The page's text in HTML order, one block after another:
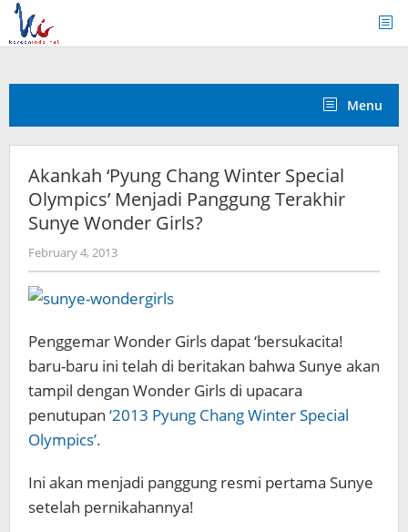
Skip
content
Menu
Akankah ‘Pyung Chang Winter Special
Olympics’ Menjadi Panggung Terakhir
Sunye Wonder Girls?
February 4, 2013by
Koreanindo
Penggemar Wonder Girls dapat ‘bersukacita!
baru-baru ini telah di beritakan bahwa Sunye akan
tampil dengan Wonder Girls di upacara
penutupan ‘2013 Pyung Chang Winter Special
Olympics’.
Ini akan menjadi panggung resmi pertama Sunye
setelah pernikahannya!